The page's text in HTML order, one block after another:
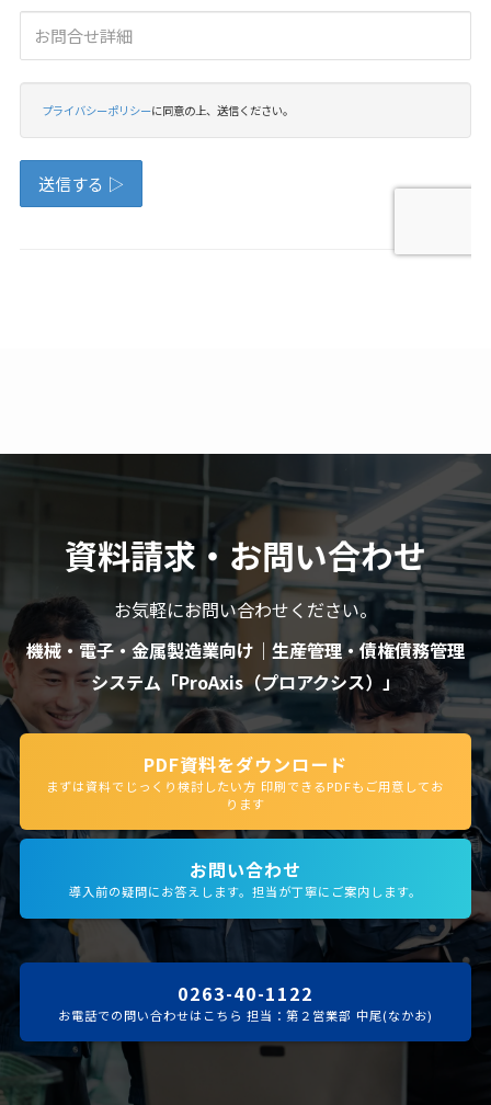
資料請求・お問い合わせ
お気軽にお問い合わせください。
機械・電子・金属製造業向け｜生産管理・債権債務管理
システム​「ProAxis（プロアクシス）」
PDF資料をダウンロード
まずは資料でじっくり検討したい方 印刷できるPDFもご用意してお
ります
お問い合わせ
導入前の疑問にお答えします。担当が丁寧にご案内します。
0263-40-1122
お電話での問い合わせはこちら 担当：第２営業部 中尾(なかお)